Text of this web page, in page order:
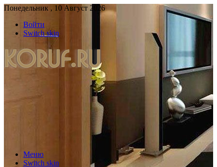
Понедельник , 10 Август 2026
Войти
Switch skin
Меню
Switch skin